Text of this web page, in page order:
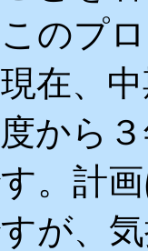
のプ
在、
から
。計
が、